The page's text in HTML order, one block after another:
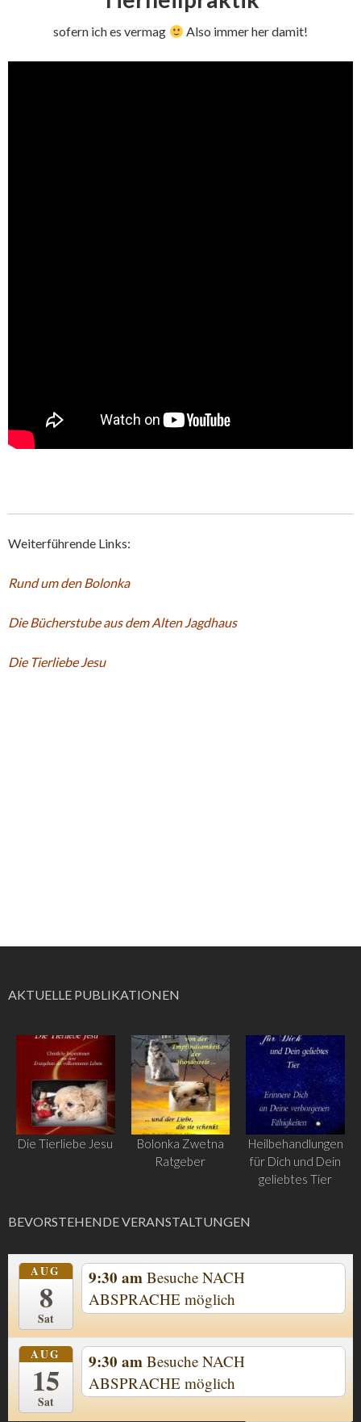
sofern ich es vermag Also immer her damit!
Weiterführende Links:
Rund um den Bolonka
Die Bücherstube aus dem Alten Jagdhaus
Die Tierliebe Jesu
AKTUELLE PUBLIKATIONEN
Die Tierliebe Jesu
Bolonka Zwetna
Ratgeber
Heilbehandlungen
für Dich und Dein
geliebtes Tier
BEVORSTEHENDE VERANSTALTUNGEN
AUG
8
Sat
9:30 am Besuche NACH
ABSPRACHE möglich
AUG
15
Sat
9:30 am Besuche NACH
ABSPRACHE möglich